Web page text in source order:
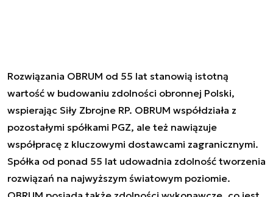
Rozwiązania OBRUM od 55 lat stanowią istotną
wartość w budowaniu zdolności obronnej Polski,
wspierając Siły Zbrojne RP. OBRUM współdziała z
pozostałymi spółkami PGZ, ale też nawiązuje
współpracę z kluczowymi dostawcami zagranicznymi.
Spółka od ponad 55 lat udowadnia zdolność tworzenia
rozwiązań na najwyższym światowym poziomie.